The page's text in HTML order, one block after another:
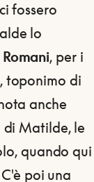
fossero
lo
Romani, per i
toponimo di
anche
di Matilde, le
quando qui
poi una